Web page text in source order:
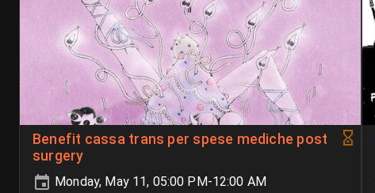
Benefit cassa trans per spese mediche post
surgery
Monday, May 11, 05:00 PM-12:00 AM